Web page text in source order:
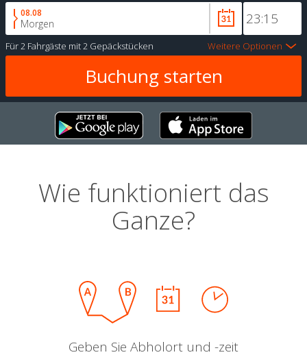
08.08
Morgen
Für2 Fahrgäste mit2 Gepäckstücken Weitere Optionen
Wie funktioniert das
Ganze?
Geben Sie Abholort und -zeit